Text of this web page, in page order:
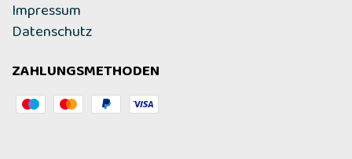
Impressum
Datenschutz
ZAHLUNGSMETHODEN